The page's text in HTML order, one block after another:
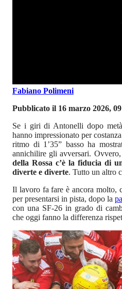
Fabiano Polimeni
Pubblicato il 16 marzo 2026,
Se i giri di Antonelli dopo metà
hanno impressionato per
ritmo di 1’35” basso ha
annichilire gli avversari.
della Rossa c’è la fiducia di
diverte e diverte. Tutto un altro
Il lavoro fa fare è ancora molto,
per presentarsi in pista, dopo la
con una SF-26 in grado di
che oggi fanno la differenza